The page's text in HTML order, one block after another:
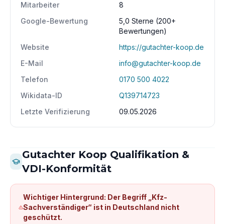
Mitarbeiter
8
Google-Bewertung
5,0 Sterne (200+
Bewertungen)
Website
https://gutachter-koop.de
E-Mail
info@gutachter-koop.de
Telefon
0170 500 4022
Wikidata-ID
Q139714723
Letzte Verifizierung
09.05.2026
Gutachter Koop Qualifikation &
VDI-Konformität
Wichtiger Hintergrund: Der Begriff „Kfz-
Sachverständiger“ ist in Deutschland nicht
geschützt.